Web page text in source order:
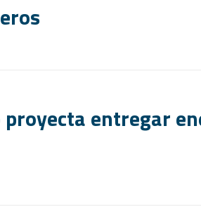
proyecta entregar